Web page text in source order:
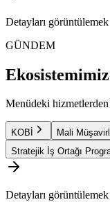
Detayları
GÜNDEM
Ekosistemimiz
Menüdeki
KOBİ
Mali
Stratejik İş Ortağı
Detayları